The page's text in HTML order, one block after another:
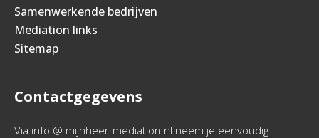
Samenwerkende bedrijven
Mediation links
Sitemap
Contactgegevens
Via info @ mijnheer-mediation.nl neem je eenvoudig